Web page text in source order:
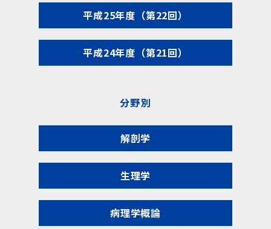
平成25年度（第22回）
平成24年度（第21回）
分野別
解剖学
生理学
病理学概論